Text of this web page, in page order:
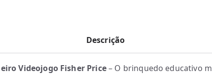
Descrição
Videojogo Fisher Price– O brinquedo educativo